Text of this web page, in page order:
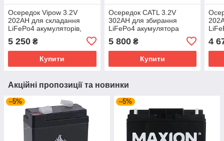
Осередок Vipow 3.2V
202AH для складання
LiFePo4 акумуляторів,
5 250 ₴
Купити
Осередок CATL 3.2V
302AH для збирання
LiFePo4 акумулятора
(173х71х203(219)) мм Q5
5 800₴
Купити
4
Акційні пропозиції та новинки
–5% –5%